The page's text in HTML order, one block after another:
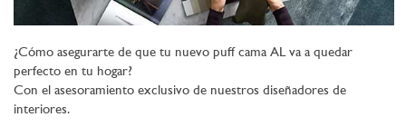
¿Cómo asegurarte de que tu nuevo puff cama AL va a quedar
perfecto en tu hogar?
Con el asesoramiento exclusivo de nuestros diseñadores de
interiores.